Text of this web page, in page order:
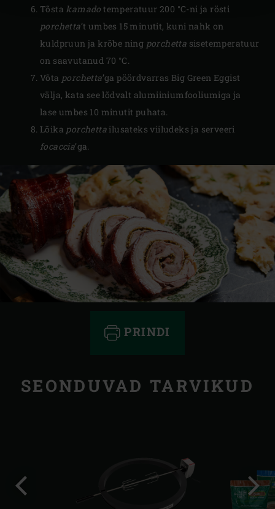
Tõsta kamadotemperatuur 200 °C-ni ja rösti
porchetta’t umbes 15 minutit, kuni nahk on
kuldpruun ja krõbe ning porchetta sisetemperatuur
on saavutanud 70 °C.
Võta porchetta’ga pöördvarras Big Green Eggist
välja, kata see lõdvalt alumiiniumfooliumiga ja
lase umbes 10 minutit puhata.
Lõika porchetta ilusateks viiludeks ja serveeri
focaccia’ga.
PRINDI
SEONDUVAD TARVIKUD